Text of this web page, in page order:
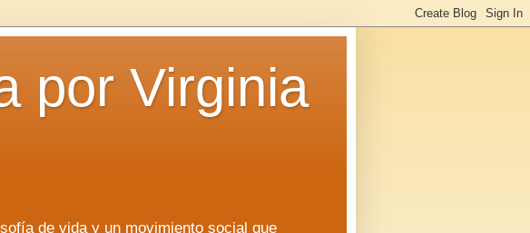
por Virginia
de vida y un movimiento social que